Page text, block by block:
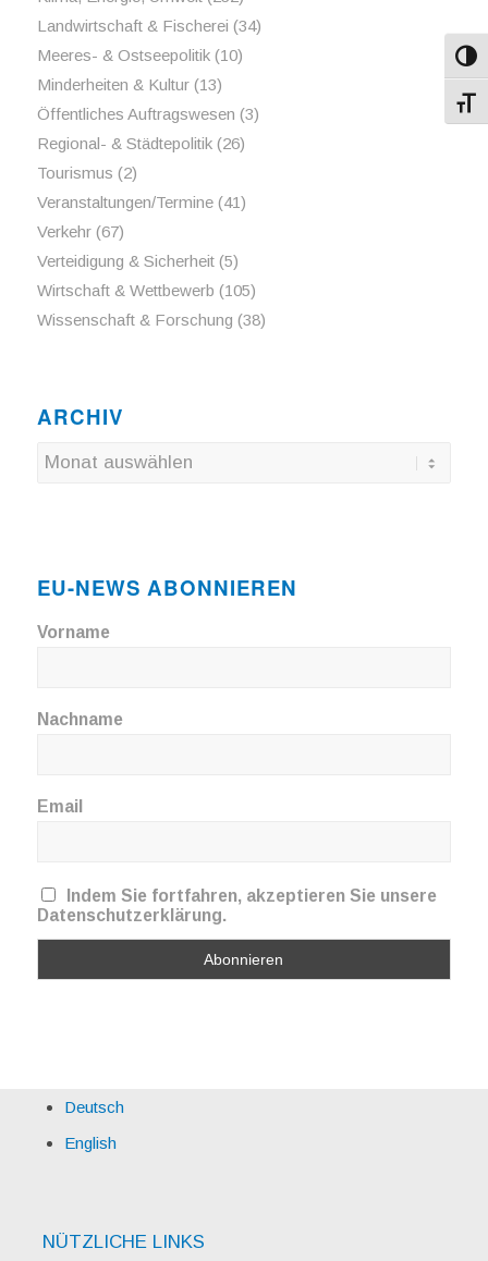
Landwirtschaft & Fischerei (34)
Meeres- & Ostseepolitik(10)
Minderheiten & Kultur(13)
Öffentliches Auftragswesen (3)
Regional- & Städtepolitik(26)
Tourismus (2)
Veranstaltungen/Termine(41)
Verkehr(67)
Verteidigung & Sicherheit(5)
Wirtschaft & Wettbewerb (105)
Wissenschaft & Forschung (38)
ARCHIV
EU-NEWS ABONNIEREN
Vorname
Nachname
Email
Indem Sie fortfahren, akzeptieren Sie unsere
Datenschutzerklärung.
Deutsch
English
NÜTZLICHE LINKS